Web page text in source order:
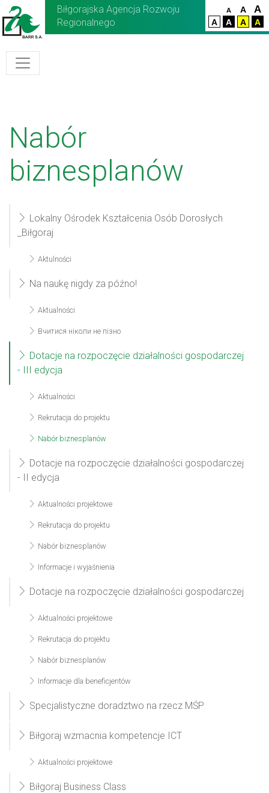
Biłgorajska Agencja Rozwoju
Regionalnego
A A A
A A A A
Nabór
biznesplanów
Lokalny Ośrodek Kształcenia Osób Dorosłych
_Biłgoraj
Aktulności
Na naukę nigdy za późno!
Aktualności
Вчитися ніколи не пізно
Dotacje na rozpoczęcie działalności gospodarczej
- III edycja
Aktualności
Rekrutacja do projektu
Nabór biznesplanów
Dotacje na rozpoczęcie działalności gospodarczej
- II edycja
Aktualności projektowe
Rekrutacja do projektu
Nabór biznesplanów
Informacje i wyjaśnienia
Dotacje na rozpoczęcie działalności gospodarczej
Aktualności projektowe
Rekrutacja do projektu
Nabór biznesplanów
Informacje dla beneficjentów
Specjalistyczne doradztwo na rzecz MŚP
Biłgoraj wzmacnia kompetencje ICT
Aktualności projektowe
Biłgoraj Business Class